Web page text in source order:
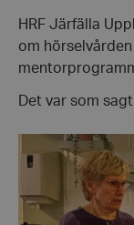
HRF Järfälla
om
Det var som